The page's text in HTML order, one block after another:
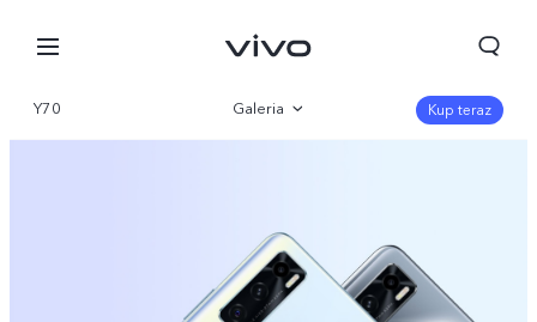
Y70 Galeria Kup teraz